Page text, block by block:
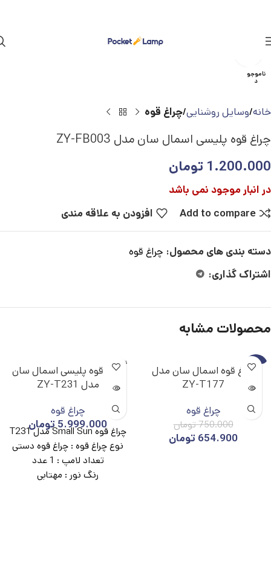
ناموجو
د
خانه وسایل روشنایی چراغ قوه
چراغ قوه پلیسی اسمال سان مدل ZY-FB003
1.200.000 تومان
در انبار موجود نمی باشد
Add to compare
افزودن به علاقه مندی
دسته بندی های محصول: چراغ قوه
اشتراک گذاری:
محصولات مشابه
-13%
ناموجو
چراغ قوه اسمال سان مدل
ZY-T177
چراغ قوه
750.000تومان
654.900 تومان
ناموجو
د
چراغ قوه پلیسی اسمال سان
مدل ZY-T231
چراغ قوه
5.999.000 تومان
چراغ قوه Small Sun مدل T231
نوع چراغ قوه : چراغ قوه دستی
تعداد لامپ : 1 عدد
رنگ نور : مهتابی